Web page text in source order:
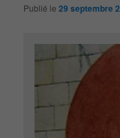
Publié le29 septembre